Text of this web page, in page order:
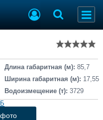
площадка
флота
Длина габаритная (м): 85,7
Ширина габаритная (м): 17,55
Водоизмещение (т): 3729
фото